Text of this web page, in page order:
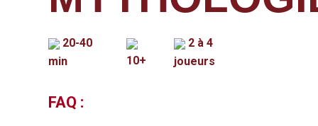
20-40
min
10+
2 à 4
joueurs
FAQ :